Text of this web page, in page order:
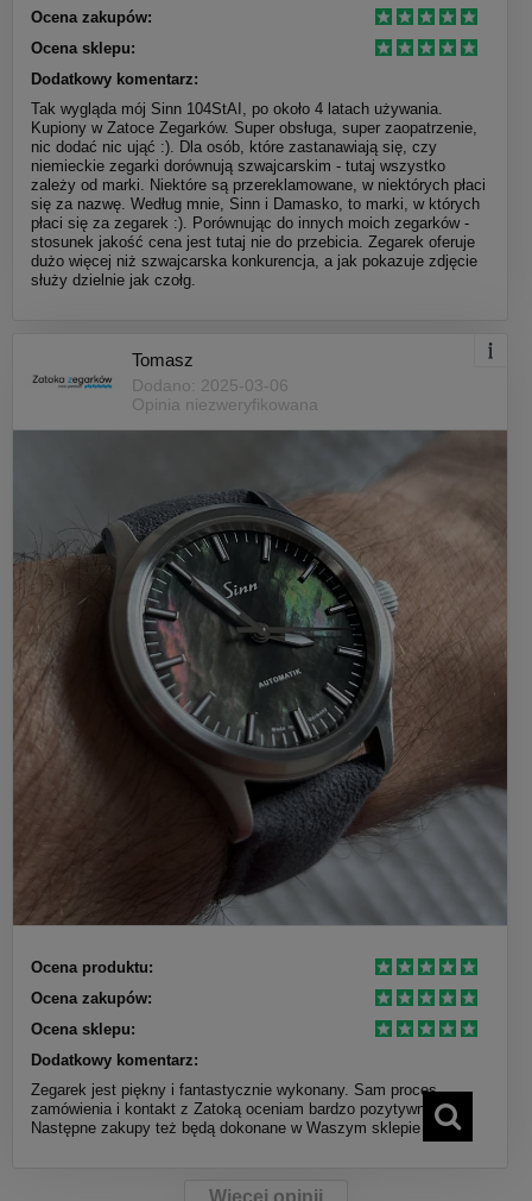
Ocena zakupów:
Ocena sklepu:
Dodatkowy komentarz:
Tak wygląda mój Sinn 104StAI, po około 4 latach używania.
Kupiony w Zatoce Zegarków. Super obsługa, super zaopatrzenie,
nic dodać nic ująć :). Dla osób, które zastanawiają się, czy
niemieckie zegarki dorównują szwajcarskim - tutaj wszystko
zależy od marki. Niektóre są przereklamowane, w niektórych płaci
się za nazwę. Według mnie, Sinn i Damasko, to marki, w których
płaci się za zegarek :). Porównując do innych moich zegarków -
stosunek jakość cena jest tutaj nie do przebicia. Zegarek oferuje
dużo więcej niż szwajcarska konkurencja, a jak pokazuje zdjęcie
służy dzielnie jak czołg.
Tomasz
Dodano: 2025-03-06
Opinia niezweryfikowana
Ocena produktu:
Ocena zakupów:
Ocena sklepu:
Dodatkowy komentarz:
Zegarek jest piękny i fantastycznie wykonany. Sam proces
zamówienia i kontakt z Zatoką oceniam bardzo pozytywnie.
Następne zakupy też będą dokonane w Waszym sklepie :)
Więcej opinii